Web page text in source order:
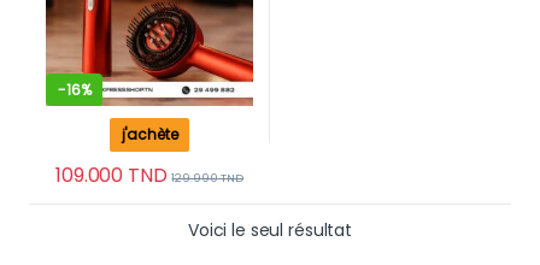
-16%
109.000 TND 129.990TND
j'achète
Voici le seul résultat